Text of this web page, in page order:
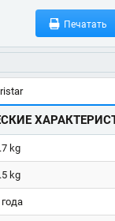
Печатать
kg
kg